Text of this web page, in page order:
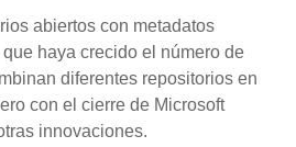
abiertos con metadatos
haya crecido el número de
diferentes repositorios en
con el cierre de Microsoft
innovaciones.